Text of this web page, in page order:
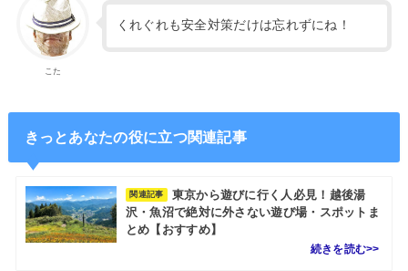
こた
くれぐれも安全対策だけは忘れずにね！
きっとあなたの役に立つ関連記事
関連記事
東京から遊びに行く人必見！越後湯
沢・魚沼で絶対に外さない遊び場・スポットま
とめ【おすすめ】